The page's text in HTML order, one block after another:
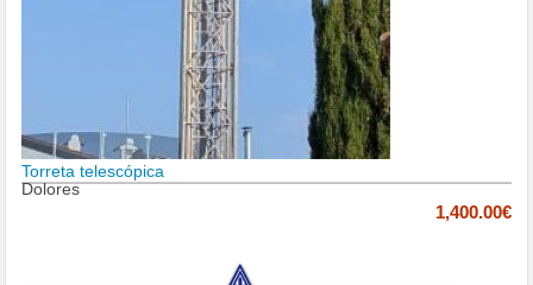
Torreta telescópica
Dolores
1,400.00€